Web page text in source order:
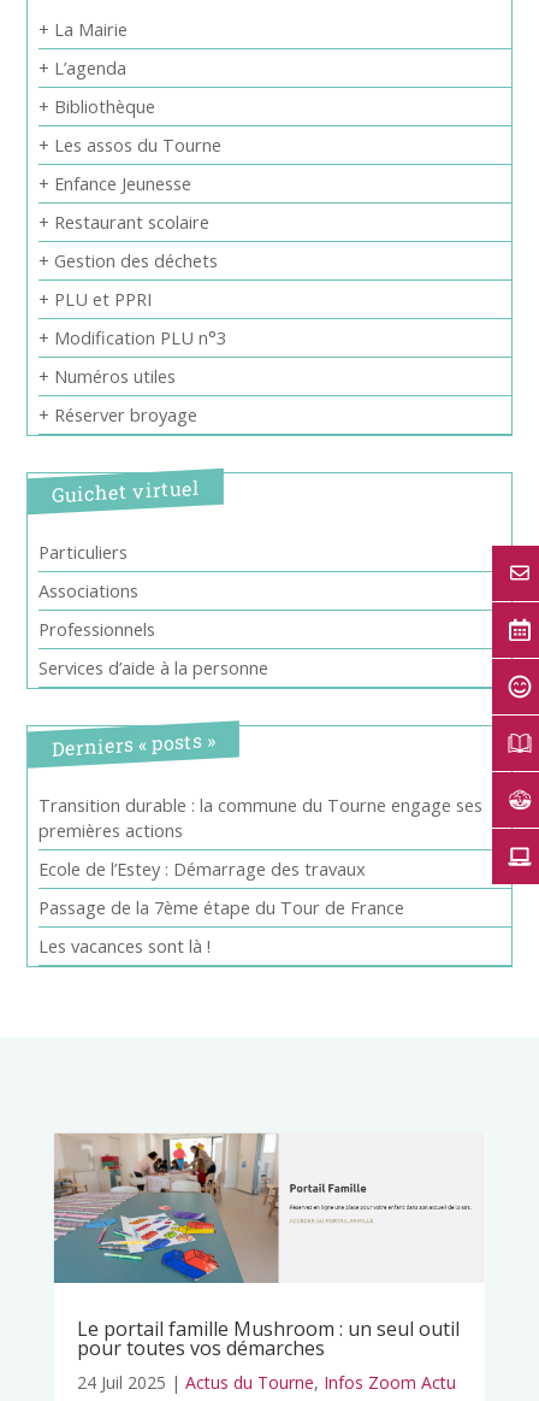
+ La Mairie
+ L’agenda
+ Bibliothèque
+ Les assos du Tourne
+ Enfance Jeunesse
+ Restaurant scolaire
+ Gestion des déchets
+ PLU et PPRI
+ Modification PLU n°3
+ Numéros utiles
+ Réserver broyage
Guichet virtuel
Particuliers
Associations
Professionnels
Services d’aide à la personne
Derniers « posts »
Transition durable : la commune du Tourne engage ses
premières actions
Ecole de l’Estey : Démarrage des travaux
Passage de la 7ème étape du Tour de France
Les vacances sont là !
Le portail famille Mushroom : un seul outil
pour toutes vos démarches
24 Juil 2025 | Actus du Tourne, Infos Zoom Actu